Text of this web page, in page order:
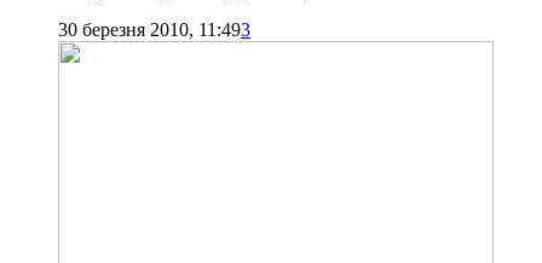
30 березня 2010, 11:493